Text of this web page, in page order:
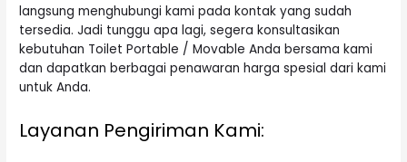
langsung menghubungi kami pada kontak yang sudah
tersedia. Jadi tunggu apa lagi, segera konsultasikan
kebutuhan Toilet Portable / Movable Anda bersama kami
dan dapatkan berbagai penawaran harga spesial dari kami
untuk Anda.
Layanan Pengiriman Kami: